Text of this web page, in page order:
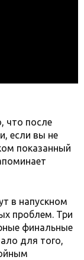
что после
если вы не
показанный
в напускном
проблем. Три
финальные
для того,